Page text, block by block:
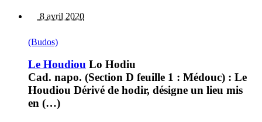
8 avril 2020
(Budos)
Le Houdiou Lo Hodiu
Cad. napo. (Section D feuille 1 : Médouc) : Le
Houdiou Dérivé de hodir, désigne un lieu mis
en (…)